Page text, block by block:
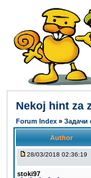
Nekoj hint za
Forum Index » Задачи
Author
28/03/2018 02:36:19
stoki97